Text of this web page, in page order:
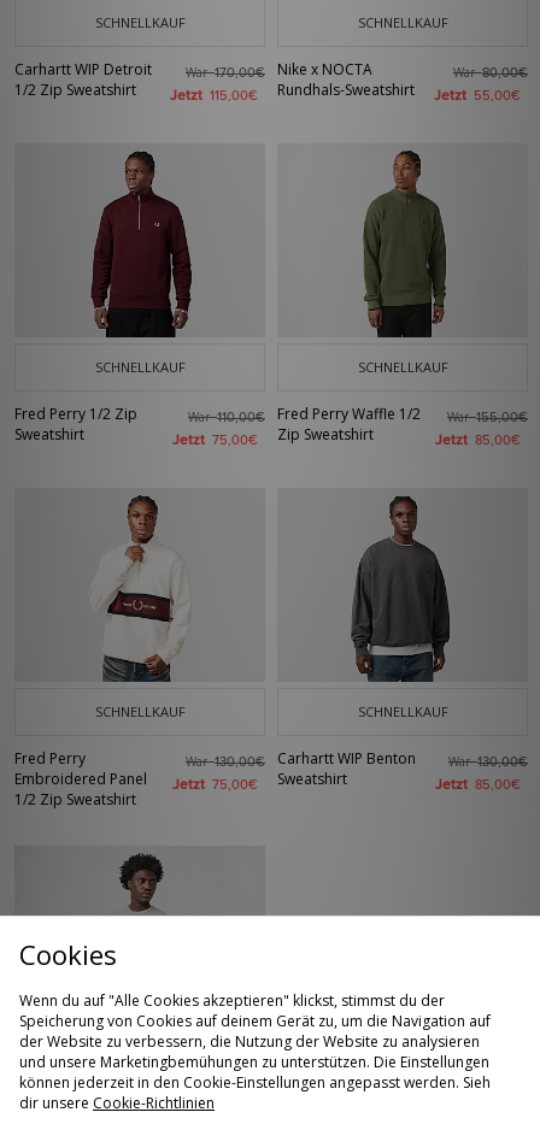
SCHNELLKAUF
Carhartt WIP Detroit
1/2 Zip Sweatshirt
War170,00€
Jetzt 115,00€
SCHNELLKAUF
Nike x NOCTA
Rundhals-Sweatshirt
War80,00€
Jetzt 55,00€
SCHNELLKAUF
Fred Perry 1/2 Zip
Sweatshirt
War110,00€
Jetzt 75,00€
SCHNELLKAUF
Fred Perry Waffle 1/2
Zip Sweatshirt
War155,00€
Jetzt 85,00€
SCHNELLKAUF
Fred Perry
Embroidered Panel
1/2 Zip Sweatshirt
War130,00€
Jetzt 75,00€
SCHNELLKAUF
Carhartt WIP Benton
Sweatshirt
War130,00€
Jetzt 85,00€
SCHNELLKAUF
Nike x NOCTA
Cookies
Wenn du auf "Alle Cookies akzeptieren" klickst, stimmst du der
Speicherung von Cookies auf deinem Gerät zu, um die Navigation auf
der Website zu verbessern, die Nutzung der Website zu analysieren
und unsere Marketingbemühungen zu unterstützen. Die Einstellungen
können jederzeit in den Cookie-Einstellungen angepasst werden. Sieh
dir unsere Cookie-Richtlinien